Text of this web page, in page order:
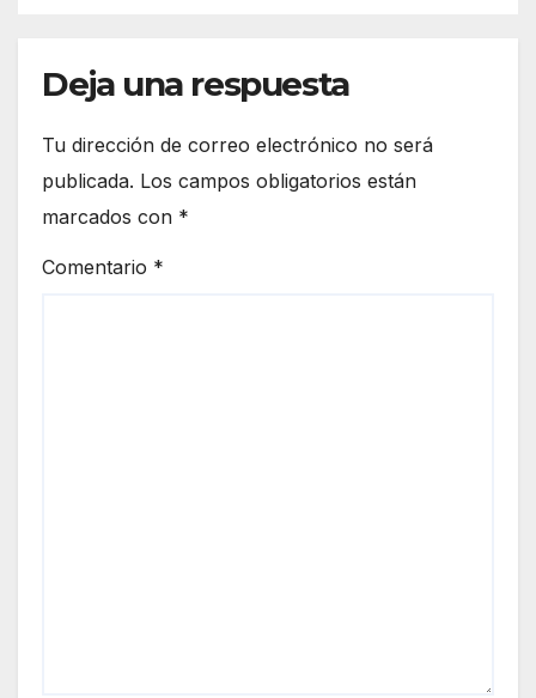
Deja una respuesta
Tu dirección de correo electrónico no será
publicada. Los campos obligatorios están
marcados con *
Comentario *